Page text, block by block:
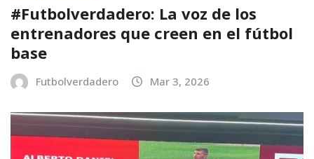
#Futbolverdadero: La voz de los
entrenadores que creen en el fútbol
base
Futbolverdadero Mar 3, 2026